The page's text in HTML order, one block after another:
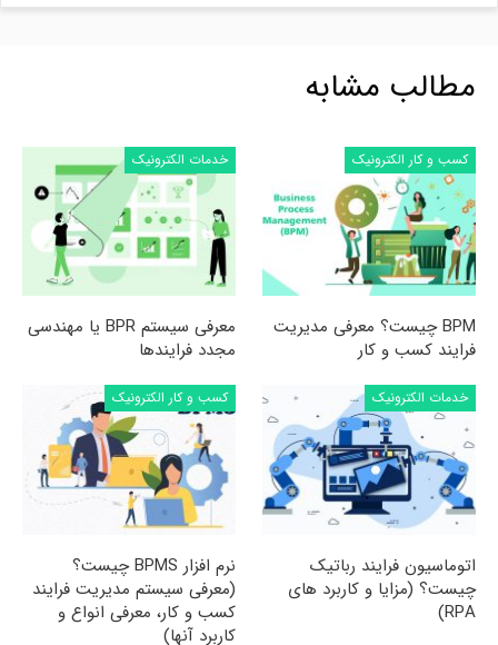
مطالب مشابه
کسب و کار الکترونیک
BPM چیست؟ معرفی مدیریت
فرایند کسب و کار
خدمات الکترونیک
معرفی سیستم BPR یا مهندسی
مجدد فرایندها
خدمات الکترونیک
اتوماسیون فرایند رباتیک
چیست؟ (مزایا و کاربرد های
RPA)
کسب و کار الکترونیک
نرم افزار BPMS چیست؟
(معرفی سیستم مدیریت فرایند
کسب و کار، معرفی انواع و
کاربرد آنها)